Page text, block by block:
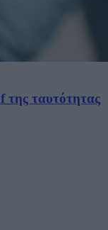
της ταυτότητας